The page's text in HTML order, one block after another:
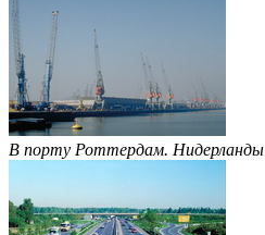
В порту Роттердам. Нидерланды